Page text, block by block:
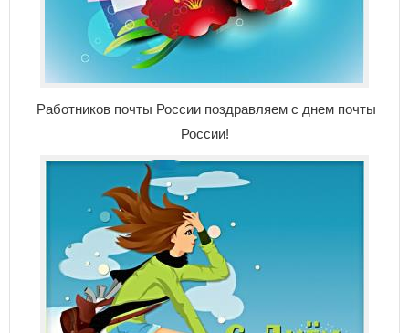
Работников почты России поздравляем с днем почты
России!